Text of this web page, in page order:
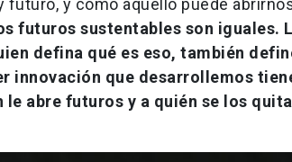
y cómo aquello puede
futuros sustentables son iguales.
defina qué es eso, también
innovación que desarrollemos
abre futuros y a quién se los